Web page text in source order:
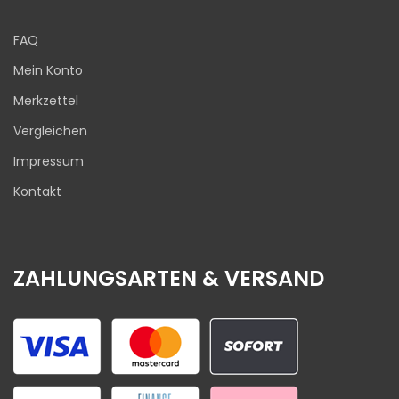
FAQ
Mein Konto
Merkzettel
Vergleichen
Impressum
Kontakt
ZAHLUNGSARTEN & VERSAND